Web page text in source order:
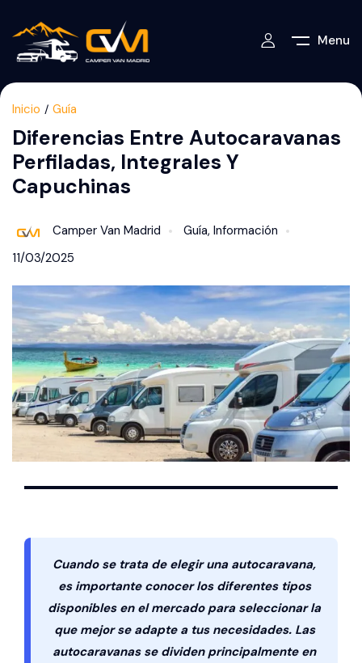
Menu
Inicio Guía
Diferencias Entre Autocaravanas
Perfiladas, Integrales Y
Capuchinas
Camper Van Madrid Guía, Información
11/03/2025
Cuando se trata de elegir una autocaravana,
es importante conocer los diferentes tipos
disponibles en el mercado para seleccionar la
que mejor se adapte a tus necesidades. Las
autocaravanas se dividen principalmente en